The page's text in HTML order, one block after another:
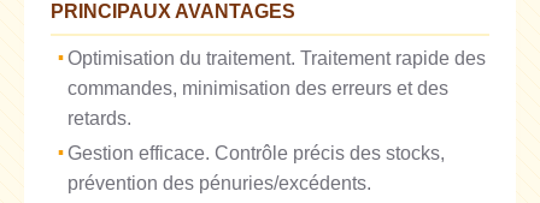
PRINCIPAUX AVANTAGES
Optimisation du traitement. Traitement rapide des
commandes, minimisation des erreurs et des
retards.
Gestion efficace. Contrôle précis des stocks,
prévention des pénuries/excédents.